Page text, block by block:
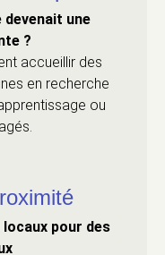
devenait une
?
accueillir des
en recherche
ou
pour des